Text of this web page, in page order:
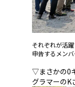
それぞれが活
申告するメンバ
▽まさかの0
グラマーのK